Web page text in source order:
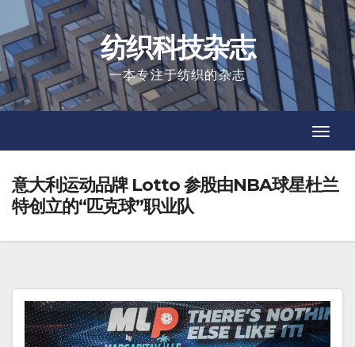
to
content
纺织科技杂志
一本专注于纺织的杂志
意大利运动品牌 Lotto 参股由NBA球星杜兰
特创立的“匹克球”职业队